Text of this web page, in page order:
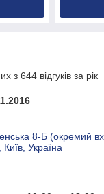
з 644 відгуків за рік
8-Б (окремий
Україна